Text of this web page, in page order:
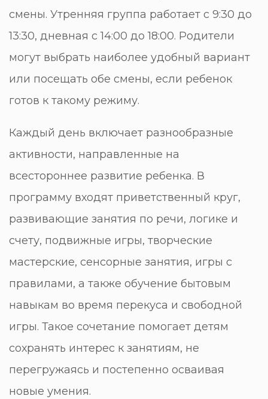
смены. Утренняя группа работает с 9:30 до
13:30, дневная с 14:00 до 18:00. Родители
могут выбрать наиболее удобный вариант
или посещать обе смены, если ребенок
готов к такому режиму.
Каждый день включает разнообразные
активности, направленные на
всестороннее развитие ребенка. В
программу входят приветственный круг,
развивающие занятия по речи, логике и
счету, подвижные игры, творческие
мастерские, сенсорные занятия, игры с
правилами, а также обучение бытовым
навыкам во время перекуса и свободной
игры. Такое сочетание помогает детям
сохранять интерес к занятиям, не
перегружаясь и постепенно осваивая
новые умения.